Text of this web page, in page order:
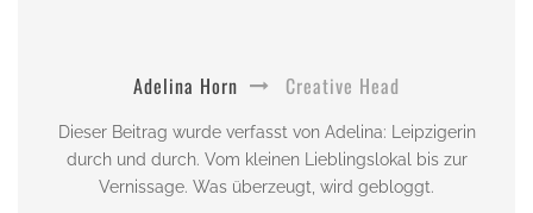
Adelina Horn Creative Head
Dieser Beitrag wurde verfasst von Adelina: Leipzigerin
durch und durch. Vom kleinen Lieblingslokal bis zur
Vernissage. Was überzeugt, wird gebloggt.